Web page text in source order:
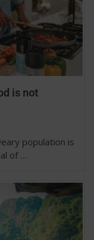
is not
population is
of …